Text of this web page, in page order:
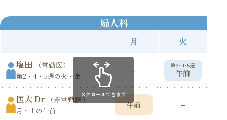
婦人科
月
火
塩田
（常勤医）
第2・4・5週の火〜金
– 第2･4･5週
午前
医大 Dr （非常勤医）
月・土の午前
午前 –
スクロールできます